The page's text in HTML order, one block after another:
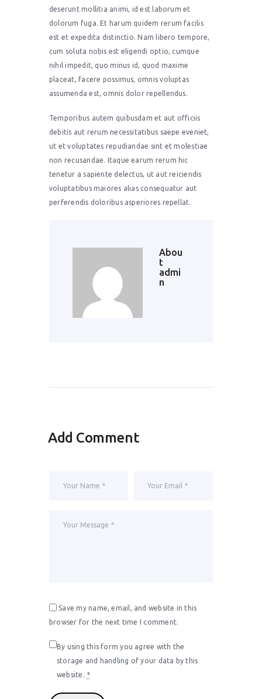
deserunt mollitia animi, id est laborum et
dolorum fuga. Et harum quidem rerum facilis
est et expedita distinctio. Nam libero tempore,
cum soluta nobis est eligendi optio, cumque
nihil impedit, quo minus id, quod maxime
placeat, facere possimus, omnis voluptas
assumenda est, omnis dolor repellendus.
Temporibus autem quibusdam et aut officiis
debitis aut rerum necessitatibus saepe eveniet,
ut et voluptates repudiandae sint et molestiae
non recusandae. Itaque earum rerum hic
tenetur a sapiente delectus, ut aut reiciendis
voluptatibus maiores alias consequatur aut
perferendis doloribus asperiores repellat.
Abou
t
admi
n
Add Comment
Save my name, email, and website in this
browser for the next time I comment.
By using this form you agree with the
storage and handling of your data by this
website. *